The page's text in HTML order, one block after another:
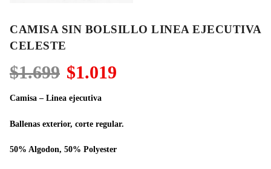
CAMISA SIN BOLSILLO LINEA EJECUTIVA
CELESTE
$1.699 El
precio
original
$1.699.
$1.019
$1.019.
Camisa – Linea ejecutiva
Ballenas exterior, corte regular.
50% Algodon, 50% Polyester